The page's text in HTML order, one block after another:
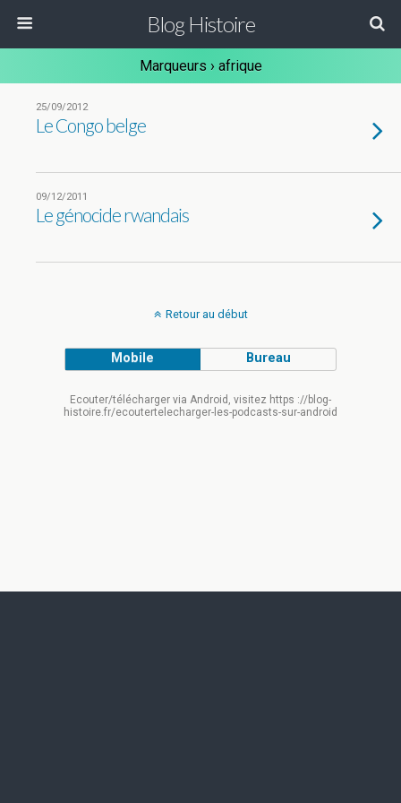
Blog Histoire
Marqueurs › afrique
25/09/2012
Le Congo belge
09/12/2011
Le génocide rwandais
Retour au début
Mobile Bureau
Ecouter/télécharger via Android, visitez https ://blog-
histoire.fr/ecoutertelecharger-les-podcasts-sur-android